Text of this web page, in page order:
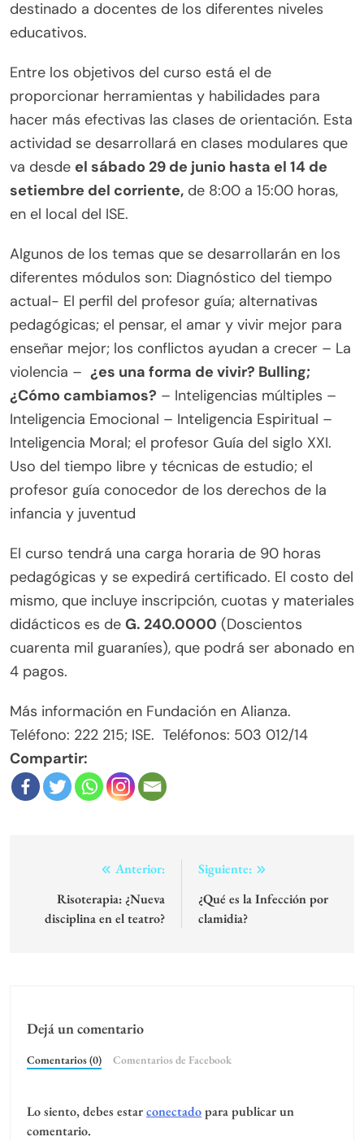
destinado a docentes de los diferentes niveles
educativos.
Entre los objetivos del curso está el de
proporcionar herramientas y habilidades para
hacer más efectivas las clases de orientación. Esta
actividad se desarrollará en clases modulares que
va desde el sábado 29 de junio hasta el 14 de
setiembre del corriente, de 8:00 a 15:00 horas,
en el local del ISE.
Algunos de los temas que se desarrollarán en los
diferentes módulos son: Diagnóstico del tiempo
actual- El perfil del profesor guía; alternativas
pedagógicas; el pensar, el amar y vivir mejor para
enseñar mejor; los conflictos ayudan a crecer – La
violencia – ¿es una forma de vivir? Bulling;
¿Cómo cambiamos? – Inteligencias múltiples –
Inteligencia Emocional – Inteligencia Espiritual –
Inteligencia Moral; el profesor Guía del siglo XXI.
Uso del tiempo libre y técnicas de estudio; el
profesor guía conocedor de los derechos de la
infancia y juventud
El curso tendrá una carga horaria de 90 horas
pedagógicas y se expedirá certificado. El costo del
mismo, que incluye inscripción, cuotas y materiales
didácticos es de G. 240.0000 (Doscientos
cuarenta mil guaraníes), que podrá ser abonado en
4 pagos.
Más información en Fundación en Alianza.
Teléfono: 222 215; ISE. Teléfonos: 503 012/14
Compartir:
Navegación
entradas
Anterior:
Risoterapia: ¿Nueva
disciplina en el teatro?
Siguiente:
¿Qué es la Infección por
clamidia?
Dejá un comentario
Comentarios (0) Comentarios de Facebook
Lo siento, debes estarconectadopara publicar un
comentario.